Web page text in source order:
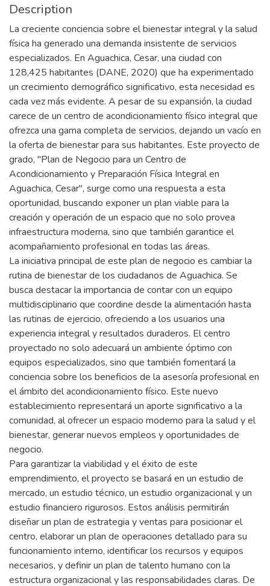
Description
La creciente conciencia sobre el bienestar integral y la salud
física ha generado una demanda insistente de servicios
especializados. En Aguachica, Cesar, una ciudad con
128,425 habitantes (DANE, 2020) que ha experimentado
un crecimiento demográfico significativo, esta necesidad es
cada vez más evidente. A pesar de su expansión, la ciudad
carece de un centro de acondicionamiento físico integral que
ofrezca una gama completa de servicios, dejando un vacío en
la oferta de bienestar para sus habitantes. Este proyecto de
grado, "Plan de Negocio para un Centro de
Acondicionamiento y Preparación Física Integral en
Aguachica, Cesar", surge como una respuesta a esta
oportunidad, buscando exponer un plan viable para la
creación y operación de un espacio que no solo provea
infraestructura moderna, sino que también garantice el
acompañamiento profesional en todas las áreas.
La iniciativa principal de este plan de negocio es cambiar la
rutina de bienestar de los ciudadanos de Aguachica. Se
busca destacar la importancia de contar con un equipo
multidisciplinario que coordine desde la alimentación hasta
las rutinas de ejercicio, ofreciendo a los usuarios una
experiencia integral y resultados duraderos. El centro
proyectado no solo adecuará un ambiente óptimo con
equipos especializados, sino que también fomentará la
conciencia sobre los beneficios de la asesoría profesional en
el ámbito del acondicionamiento físico. Este nuevo
establecimiento representará un aporte significativo a la
comunidad, al ofrecer un espacio moderno para la salud y el
bienestar, generar nuevos empleos y oportunidades de
negocio.
Para garantizar la viabilidad y el éxito de este
emprendimiento, el proyecto se basará en un estudio de
mercado, un estudio técnico, un estudio organizacional y un
estudio financiero rigurosos. Estos análisis permitirán
diseñar un plan de estrategia y ventas para posicionar el
centro, elaborar un plan de operaciones detallado para su
funcionamiento interno, identificar los recursos y equipos
necesarios, y definir un plan de talento humano con la
estructura organizacional y las responsabilidades claras. De